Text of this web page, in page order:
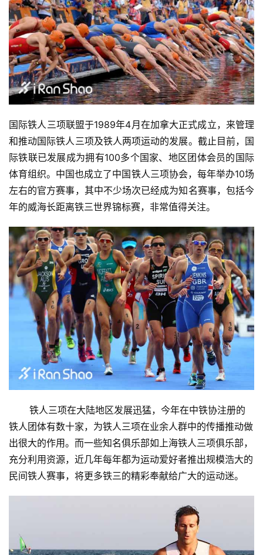
比
赛
观
察
训
练
视
频
用
户
精
选
国际铁人三项联盟于1989年4月在加拿大正式成立，来管理
和推动国际铁人三项及铁人两项运动的发展。截止目前，国
际铁联已发展成为拥有100多个国家、地区团体会员的国际
体育组织。中国也成立了中国铁人三项协会，每年举办10场
左右的官方赛事，其中不少场次已经成为知名赛事，包括今
年的威海长距离铁三世界锦标赛，非常值得关注。
铁人三项在大陆地区发展迅猛，今年在中铁协注册的
铁人团体有数十家，为铁人三项在业余人群中的传播推动做
出很大的作用。而一些知名俱乐部如上海铁人三项俱乐部，
充分利用资源，近几年每年都为运动爱好者推出规模浩大的
民间铁人赛事，将更多铁三的精彩奉献给广大的运动迷。